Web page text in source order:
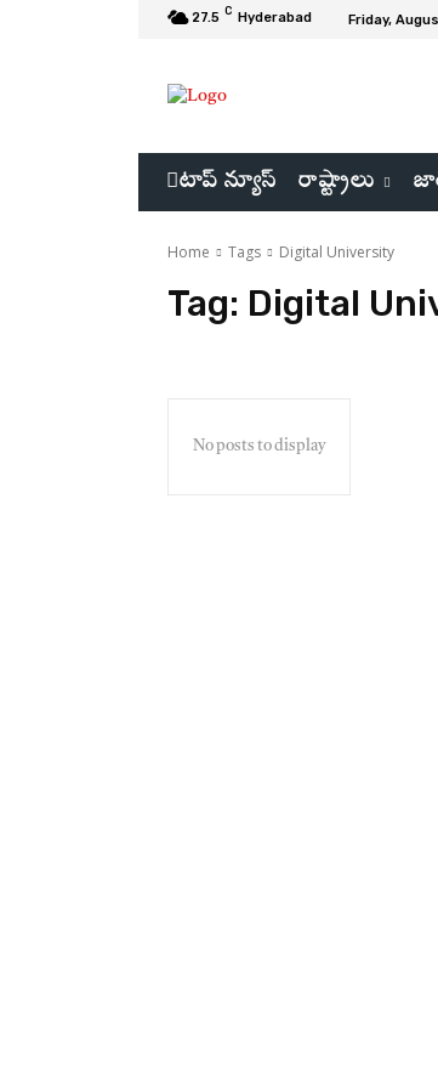
27.5 C Hyderabad Friday,
టాప్ న్యూస్ రాష్ట్రాలు
Home Tags Digital University
Tag: Digital
No posts to display